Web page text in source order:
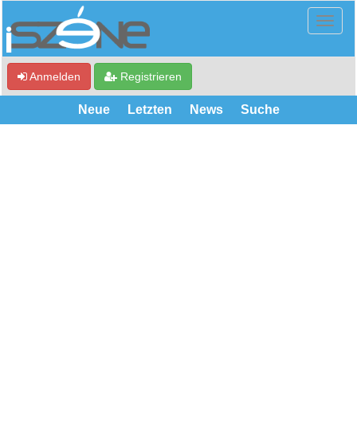
Anmelden Registrieren
Neue Letzten News Suche